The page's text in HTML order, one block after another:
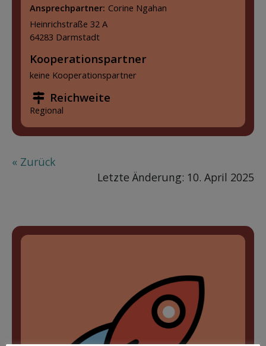
Ansprechpartner: Corine Ngahan
Heinrichstraße 32 A
64283 Darmstadt
Kooperationspartner
keine Kooperationspartner
Reichweite
Regional
« Zurück
Letzte Änderung: 10. April 2025